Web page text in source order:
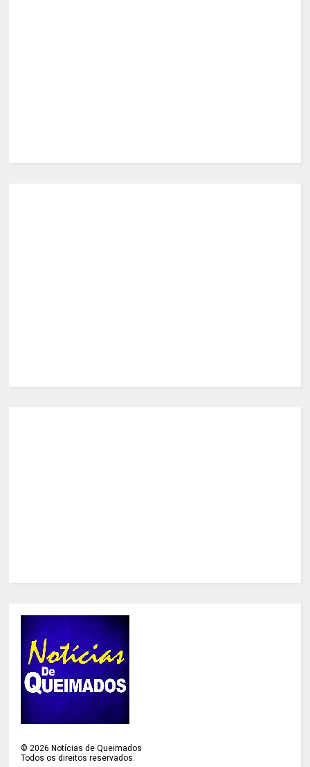
© 2026 Notícias de Queimados
Todos os direitos reservados.